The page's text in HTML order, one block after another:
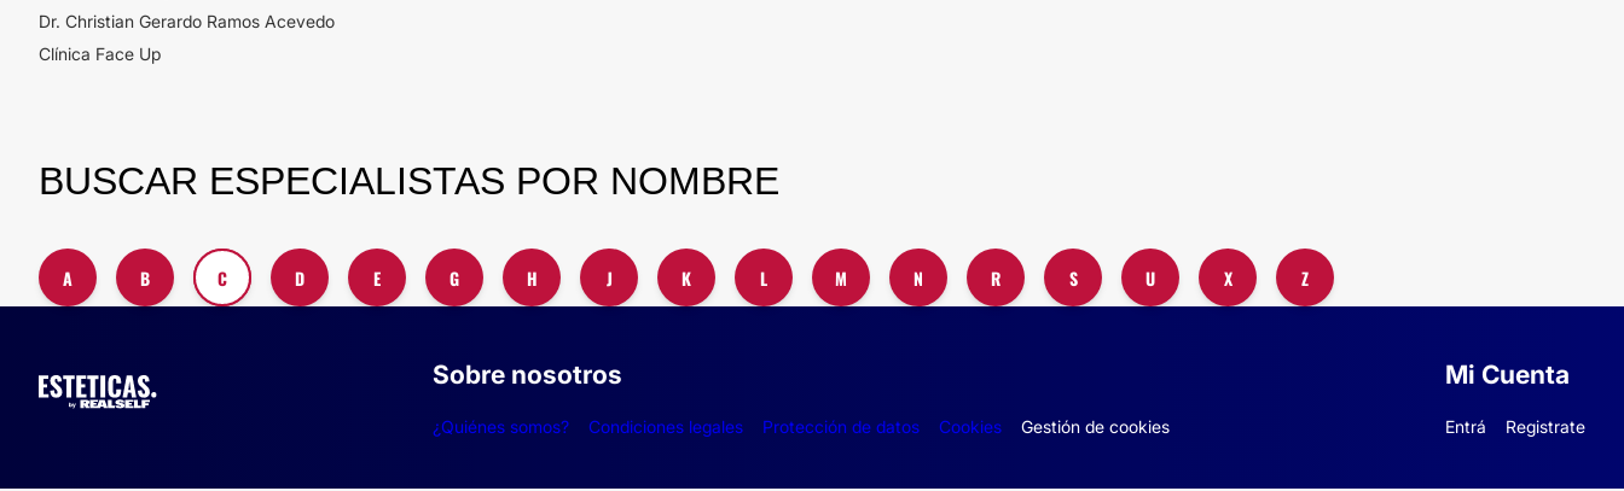
Dr. Christian Gerardo Ramos Acevedo
Clínica Face Up
BUSCAR ESPECIALISTAS POR NOMBRE
A B C D E G H J K L M N R S U X Z
Sobre nosotros
¿Quiénes somos? Condiciones legales Protección de datos Cookies Gestión de cookies
Mi Cuenta
Entrá Registrate